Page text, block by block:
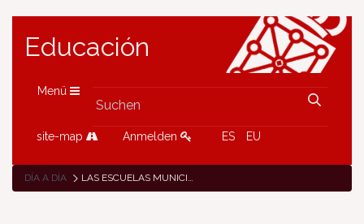
Educación
Menü
site-map Anmelden ES EU
DÍA A DÍA LAS ESCUELAS MUNICIPALES DE MÚSICA RECIBIRÁN UNA SUBVENCIÓN DE 3 MILLONES DE EUROS DEL GOBIERNO DE NAVARRA